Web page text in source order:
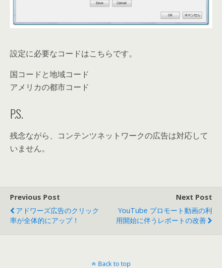
設定に必要なコードはこちらです。
国コードと地域コード
アメリカの都市コード
P.S.
残念ながら、コンテンツネットワークの広告は対応して
いません。
Previous Post
アドワーズ広告のクリック
率が全体的にアップ！
Next Post
YouTube プロモート動画の利
用開始に伴うレポートの改善
Back to top